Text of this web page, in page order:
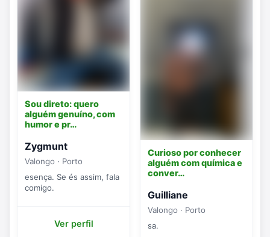
Sou direto: quero
alguém genuíno, com
humor e pr…
Zygmunt
Valongo · Porto
esença. Se és assim, fala
comigo.
Ver perfil
Curioso por conhecer
alguém com química e
conver…
Guilliane
Valongo · Porto
sa.